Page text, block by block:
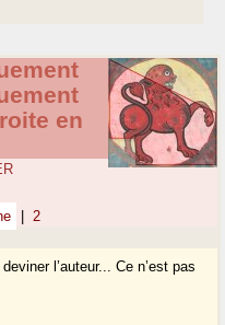
en
2
l’auteur... Ce n’est pas